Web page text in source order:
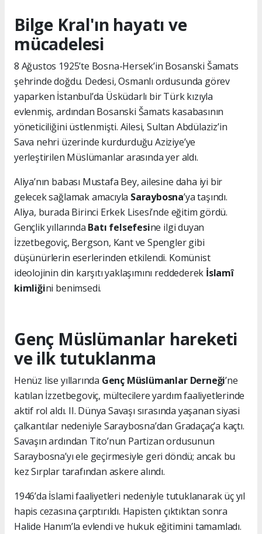
Bilge Kral'ın hayatı ve
mücadelesi
8 Ağustos 1925’te Bosna-Hersek’in Bosanski Šamats
şehrinde doğdu. Dedesi, Osmanlı ordusunda görev
yaparken İstanbul’da Üsküdarlı bir Türk kızıyla
evlenmiş, ardından Bosanski Šamats kasabasının
yöneticiliğini üstlenmişti. Ailesi, Sultan Abdülaziz’in
Sava nehri üzerinde kurdurduğu Aziziye’ye
yerleştirilen Müslümanlar arasında yer aldı.
Aliya’nın babası Mustafa Bey, ailesine daha iyi bir
gelecek sağlamak amacıyla Saraybosna’ya taşındı.
Aliya, burada Birinci Erkek Lisesi’nde eğitim gördü.
Gençlik yıllarında Batı felsefesine ilgi duyan
İzzetbegoviç, Bergson, Kant ve Spengler gibi
düşünürlerin eserlerinden etkilendi. Komünist
ideolojinin din karşıtı yaklaşımını reddederek İslamî
kimliğini benimsedi.
Genç Müslümanlar hareketi
ve ilk tutuklanma
Henüz lise yıllarında Genç Müslümanlar Derneği’ne
katılan İzzetbegoviç, mültecilere yardım faaliyetlerinde
aktif rol aldı. II. Dünya Savaşı sırasında yaşanan siyasi
çalkantılar nedeniyle Saraybosna’dan Gradaçaç’a kaçtı.
Savaşın ardından Tito’nun Partizan ordusunun
Saraybosna’yı ele geçirmesiyle geri döndü; ancak bu
kez Sırplar tarafından askere alındı.
1946’da İslami faaliyetleri nedeniyle tutuklanarak üç yıl
hapis cezasına çarptırıldı. Hapisten çıktıktan sonra
Halide Hanım’la evlendi ve hukuk eğitimini tamamladı.